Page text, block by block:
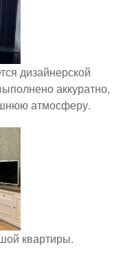
дизайнерской
аккуратно,
атмосферу.
квартиры.